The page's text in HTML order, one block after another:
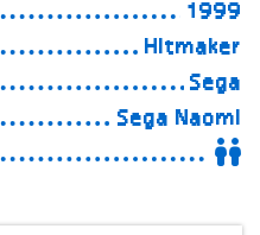
1999
Hitmaker
Sega
Sega Naomi